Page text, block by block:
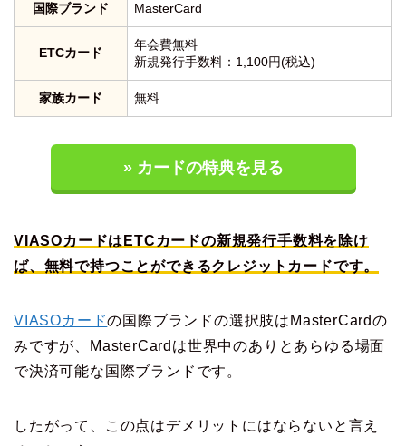
国際ブランド MasterCard
ETCカード
年会費無料
新規発行手数料：1,100円(税込)
家族カード 無料
» カードの特典を見る
VIASOカードはETCカードの新規発行手数料を除け
ば、無料で持つことができるクレジットカードです。
VIASOカードの国際ブランドの選択肢はMasterCardの
みですが、MasterCardは世界中のありとあらゆる場面
で決済可能な国際ブランドです。
したがって、この点はデメリットにはならないと言え